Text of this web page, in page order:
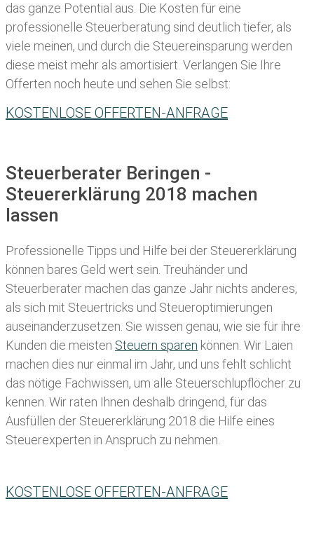
das ganze Potential aus. Die Kosten für eine
professionelle Steuerberatung sind deutlich tiefer, als
viele meinen, und durch die Steuereinsparung werden
diese meist mehr als amortisiert. Verlangen Sie Ihre
Offerten noch heute und sehen Sie selbst:
KOSTENLOSE OFFERTEN-ANFRAGE
Steuerberater Beringen -
Steuererklärung 2018 machen
lassen
Professionelle Tipps und Hilfe bei der Steuererklärung
können bares Geld wert sein. Treuhänder und
Steuerberater machen das ganze Jahr nichts anderes,
als sich mit Steuertricks und Steueroptimierungen
auseinanderzusetzen. Sie wissen genau, wie sie für ihre
Kunden die meisten Steuern sparen können. Wir Laien
machen dies nur einmal im Jahr, und uns fehlt schlicht
das nötige Fachwissen, um alle Steuerschlupflöcher zu
kennen. Wir raten Ihnen deshalb dringend, für das
Ausfüllen der Steuererklärung 2018 die Hilfe eines
Steuerexperten in Anspruch zu nehmen.
KOSTENLOSE OFFERTEN-ANFRAGE